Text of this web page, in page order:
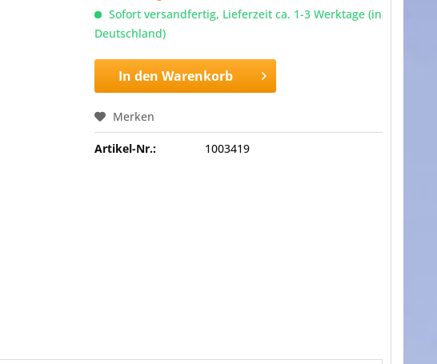
Sofort versandfertig, Lieferzeit ca. 1-3 Werktage (in
Deutschland)
In den Warenkorb
Merken
Artikel-Nr.: 1003419